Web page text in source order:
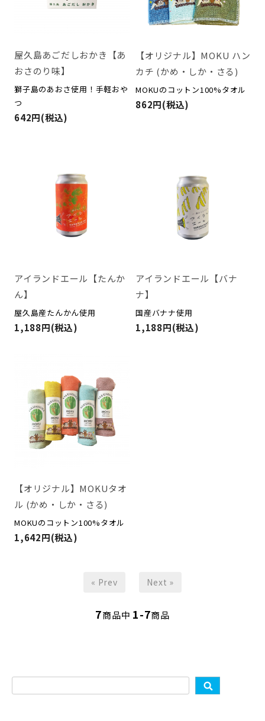
屋久島あごだしおかき【あ
おさのり味】
獅子島のあおさ使用！手軽おや
つ
642円(税込)
【オリジナル】MOKU ハン
カチ (かめ・しか・さる)
MOKUのコットン100%タオル
862円(税込)
アイランドエール【たんか
ん】
屋久島産たんかん使用
1,188円(税込)
アイランドエール【バナ
ナ】
国産バナナ使用
1,188円(税込)
【オリジナル】MOKUタオ
ル (かめ・しか・さる)
MOKUのコットン100%タオル
1,642円(税込)
« Prev Next »
7商品中 1-7商品